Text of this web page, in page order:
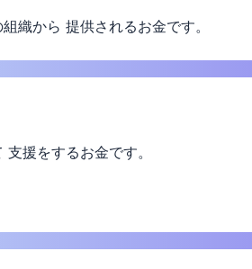
織から 提供されるお金です。
援をするお金です。